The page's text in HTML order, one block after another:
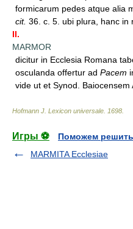
formicarum pedes atque alia
cit. 36. c. 5. ubi plura, hanc in
II.
MARMOR
dicitur in Ecclesia Romana
osculanda offertur ad Pacem
vide ut et Synod. Baiocensem
Hofmann J. Lexicon universale 1698
Игры ⚽
Поможем
MARMITA Ecclesiae